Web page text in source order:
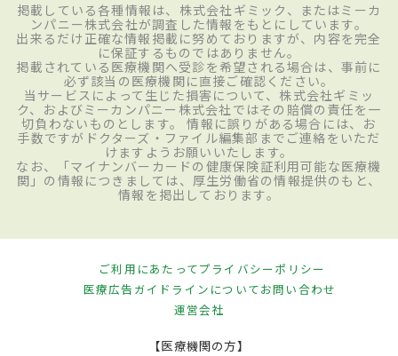
掲載している各種情報は、株式会社ギミック、またはミーカ
ンパニー株式会社が調査した情報をもとにしています。
出来るだけ正確な情報掲載に努めておりますが、内容を完全
に保証するものではありません。
掲載されている医療機関へ受診を希望される場合は、事前に
必ず該当の医療機関に直接ご確認ください。
当サービスによって生じた損害について、株式会社ギミッ
ク、およびミーカンパニー株式会社ではその賠償の責任を一
切負わないものとします。 情報に誤りがある場合には、お
手数ですがドクターズ・ファイル編集部までご連絡をいただ
けますようお願いいたします。
なお、「マイナンバーカードの健康保険証利用可能な医療機
関」の情報につきましては、厚生労働省の情報提供のもと、
情報を掲出しております。
ご利用にあたってプライバシーポリシー
医療広告ガイドラインについてお問い合わせ
運営会社
【医療機関の方】